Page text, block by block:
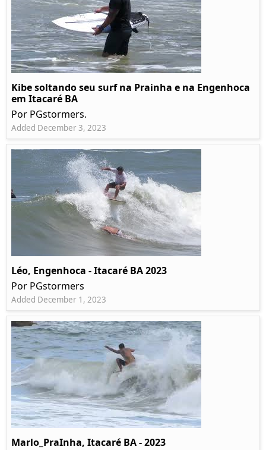
Kibe soltando seu surf na Prainha e na Engenhoca
em Itacaré BA
Por PGstormers.
Added December 3, 2023
Léo, Engenhoca - Itacaré BA 2023
Por PGstormers
Added December 1, 2023
Marlo_PraInha, Itacaré BA - 2023